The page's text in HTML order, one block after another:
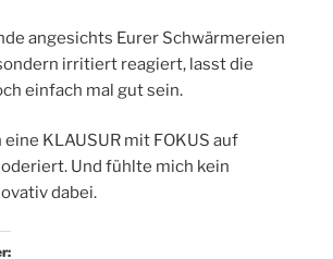
angesichts Eurer Schwärmereien
irritiert reagiert, lasst die
einfach mal gut sein.
KLAUSUR mit FOKUS auf
Und fühlte mich kein
dabei.